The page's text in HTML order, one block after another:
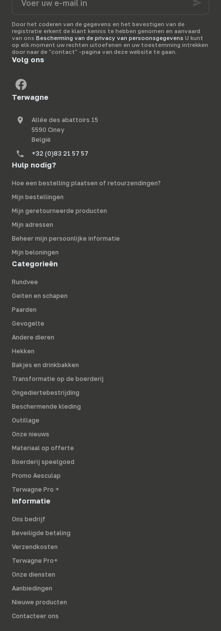
mail
in
Door het coderen van de gegevens en het bevestigen van de
registratie erkent de klant kennis te hebben genomen en aanvaard
van ons Bescherming van de privacy van persoonsgegevens U kunt
op elk moment uw rechten uitoefenen en uw toestemming intrekken
door naar de "contact" -pagina van deze website te gaan.
Volg ons
Terwagne
Allée des abattoirs 15
5590 Ciney
België
+32 (0)83 21 57 57
Hulp nodig?
Hoe een bestelling plaatsen of retourzendingen?
Mijn bestellingen
Mijn geretourneerde producten
Mijn adressen
Beheer mijn persoonlijke informatie
Mijn beloningen
Categorieën
Rundvee
Geiten en schapen
Paarden
Gevogelte
Andere dieren
Hekken
Bakjes en drinkbakken
Transformatie op de boerderij
Ongediertebestrijding
Beschermende kleding
Outillage
Onze nieuws
Materiaal op offerte
Boerderij speelgoed
Promo Aesculap
Terwagne Pro +
Informatie
Ons bedrijf
Beveiligde betaling
Verzendkosten
Terwagne Pro+
Onze diensten
Aanbiedingen
Nieuwe producten
Contacteer ons